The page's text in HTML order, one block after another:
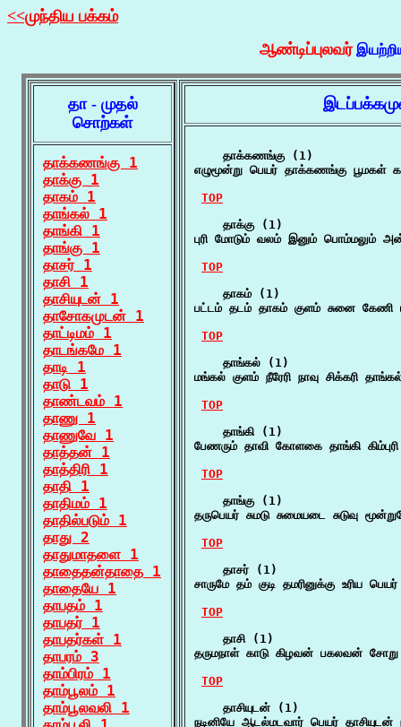
<<முந்திய பக்கம்
ஆண்டிப்புலவர்
தா - முதல்
சொற்கள்
தாக்கணங்கு 1
தாக்கு 1
தாகம் 1
தாங்கல் 1
தாங்கி 1
தாங்கு 1
தாசர் 1
தாசி 1
தாசியுடன் 1
தாசோகமுடன் 1
தாட்டிமம் 1
தாடங்கமே 1
தாடி 1
தாடு 1
தாண்டவம் 1
தாணு 1
தாணுவே 1
தாத்தன் 1
தாத்திரி 1
தாதி 1
தாதிமம் 1
தாதில்படும் 1
தாது 2
தாதுமாதளை 1
தாதைதன்தாதை 1
தாதையே 1
தாபதம் 1
தாபதர் 1
தாபதர்கள் 1
தாபரம் 3
தாம்பிரம் 1
தாம்பூலம் 1
தாம்பூலவலி 1
    தாக்கணங்கு (1)
எழுமூன்று பெயர் தாக்கணங்கு
TOP
    தாக்கு (1)
புரி மோடும் வலம் இனும் பொம்மலும்
TOP
    தாகம் (1)
பட்டம் தடம் தாகம் குளம் சுனை
TOP
    தாங்கல் (1)
மங்கல் குளம் நீரேரி நாவு சிக்கரி
TOP
    தாங்கி (1)
பேணரும் தாவி கோளகை தாங்கி
TOP
    தாங்கு (1)
தருபெயர் சுமடு சுமையடை சுடுவு
TOP
    தாசர் (1)
சாருமே தம் குடி தமரினுக்கு உரிய
TOP
    தாசி (1)
தருமநாள் காடு கிழவன் பகலவன் சோறு
TOP
    தாசியுடன் (1)
நடினியே ஆடல்மடவார் பெயர்